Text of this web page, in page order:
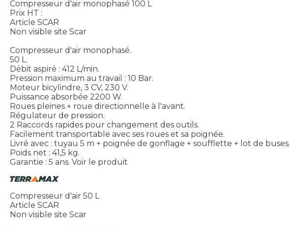
Compresseur d'air monophasé 100 L
Prix HT :
Article SCAR
Non visible site Scar
Compresseur d'air monophasé.
50 L.
Débit aspiré : 412 L/min.
Pression maximum au travail : 10 Bar.
Moteur bicylindre, 3 CV, 230 V.
Puissance absorbée 2200 W.
Roues pleines + roue directionnelle à l'avant.
Régulateur de pression.
2 Raccords rapides pour changement des outils.
Facilement transportable avec ses roues et sa poignée.
Livré avec : tuyau 5 m + poignée de gonflage + soufflette + lot de buses.
Poids net : 41,5 kg.
Garantie : 5 ans. Voir le produit
Compresseur d'air 50 L
Article SCAR
Non visible site Scar